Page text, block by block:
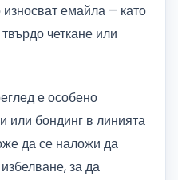
емайла – като
четкане или
е особено
или бондинг в линията
да се наложи да
за да